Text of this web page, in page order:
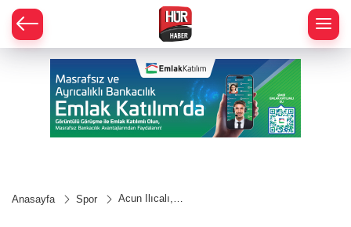
Anasayfa Spor
Acun Ilıcalı,